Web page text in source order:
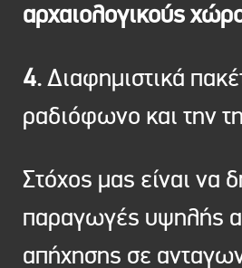
αρχαιολογικούς
4.Διαφημιστικά
ραδιόφωνο και την
Στόχος μας είναι να
παραγωγές υψηλής
απήχησης σε